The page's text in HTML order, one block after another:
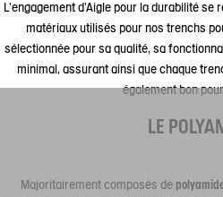
L'engagement d'Aigle pour la durabilité se
matériaux utilisés pour nos trenchs
sélectionnée pour sa qualité, sa
minimal, assurant ainsi que chaque
également bon
LE
Majoritairement composés de